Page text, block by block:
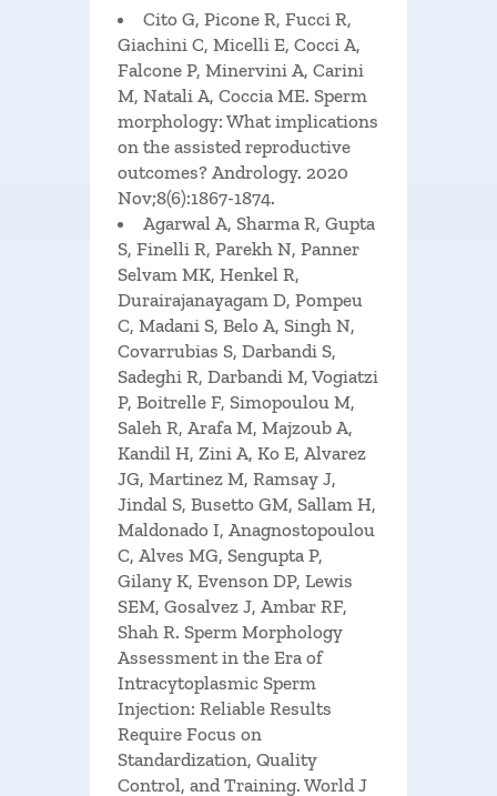
Cito G, Picone R, Fucci R,
Giachini C, Micelli E, Cocci A,
Falcone P, Minervini A, Carini
M, Natali A, Coccia ME. Sperm
morphology: What implications
on the assisted reproductive
outcomes? Andrology. 2020
Nov;8(6):1867-1874.
Agarwal A, Sharma R, Gupta
S, Finelli R, Parekh N, Panner
Selvam MK, Henkel R,
Durairajanayagam D, Pompeu
C, Madani S, Belo A, Singh N,
Covarrubias S, Darbandi S,
Sadeghi R, Darbandi M, Vogiatzi
P, Boitrelle F, Simopoulou M,
Saleh R, Arafa M, Majzoub A,
Kandil H, Zini A, Ko E, Alvarez
JG, Martinez M, Ramsay J,
Jindal S, Busetto GM, Sallam H,
Maldonado I, Anagnostopoulou
C, Alves MG, Sengupta P,
Gilany K, Evenson DP, Lewis
SEM, Gosalvez J, Ambar RF,
Shah R. Sperm Morphology
Assessment in the Era of
Intracytoplasmic Sperm
Injection: Reliable Results
Require Focus on
Standardization, Quality
Control, and Training. World J